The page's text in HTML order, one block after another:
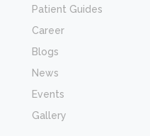
Patient Guides
Career
Blogs
News
Events
Gallery